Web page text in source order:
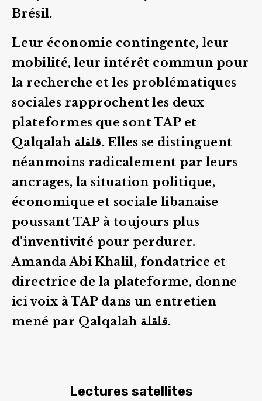
Brésil.
Leur économie contingente, leur
mobilité, leur intérêt commun pour
la recherche et les problématiques
sociales rapprochent les deux
plateformes que sont TAP et
Qalqalah قلقلة. Elles se distinguent
néanmoins radicalement par leurs
ancrages, la situation politique,
économique et sociale libanaise
poussant TAP à toujours plus
d’inventivité pour perdurer.
Amanda Abi Khalil, fondatrice et
directrice de la plateforme, donne
ici voix à TAP dans un entretien
mené par Qalqalah قلقلة.
Lectures satellites